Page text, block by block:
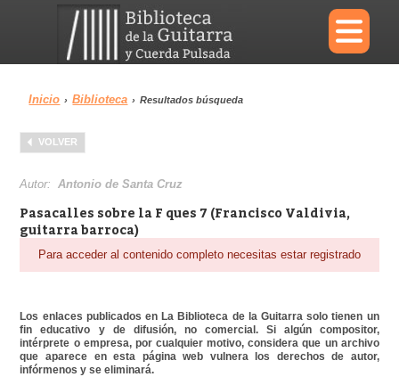
×
Menu
Biblioteca
Área personal Reproductor
Inicio › Biblioteca › Resultados búsqueda
VOLVER
Autor:Antonio de Santa Cruz
Pasacalles sobre la F ques 7 (Francisco Valdivia,
guitarra barroca)
Para acceder al contenido completo necesitas estar registrado
Los enlaces publicados en La Biblioteca de la Guitarra solo tienen un
fin educativo y de difusión, no comercial. Si algún compositor,
intérprete o empresa, por cualquier motivo, considera que un archivo
que aparece en esta página web vulnera los derechos de autor,
infórmenos y se eliminará.